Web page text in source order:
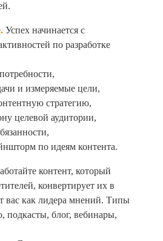
Успех начинается с
по разработке
и измеряемые цели,
стратегию,
целевой аудитории,
по идеям контента.
контент, который
конвертирует их в
вас как лидера мнений. Типы
подкасты, блог, вебинары,